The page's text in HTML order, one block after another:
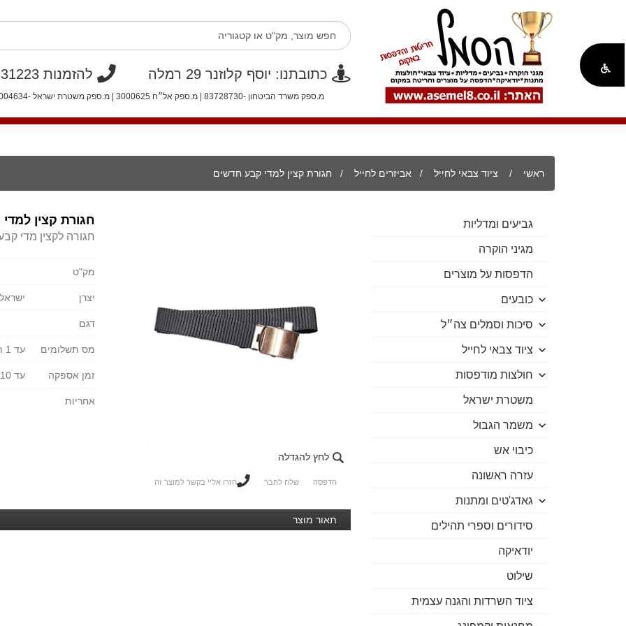
כתובתנו: יוסף קלוזנר 29 רמלה להזמנות 08-9231223
מ.ספק משרד הביטחון -83728730 | מ.ספק אל״ח 3000625 | מ.ספק משטרת ישראל -40004634
ראשי / ציוד צבאי לחייל / אביזרים לחייל / חגורת קצין למדי קבע חדשים
חגורת קצין
חגורה לקצין מדי
מק"ט
יצרן
דגם
מס תשלומים עד 1 תשלומים
זמן אספקה עד 10 ימי עסקים
אחריות
לחץ להגדלה
הדפסה שלח לחבר חזרו אליי בקשר למוצר זה
תאור מוצר
גביעים ומדליות
מגיני הוקרה
הדפסות על מוצרים
כובעים
סיכות וסמלים צה״ל
ציוד צבאי לחייל
חולצות מודפסות
משטרת ישראל
משמר הגבול
כיבוי אש
עזרה ראשונה
גאדג'טים ומתנות
סידורים וספרי תהילים
יודאיקה
שילוט
ציוד השרדות והגנה עצמית